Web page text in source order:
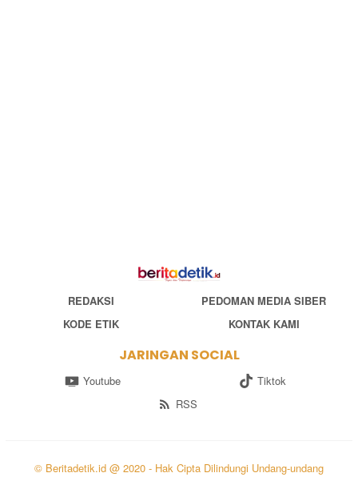
REDAKSI
PEDOMAN MEDIA SIBER
KODE ETIK
KONTAK KAMI
JARINGAN SOCIAL
Youtube
Tiktok
RSS
© Beritadetik.id @ 2020 - Hak Cipta Dilindungi Undang-undang